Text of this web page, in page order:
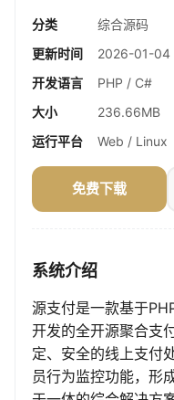
分类
综合源码
更新时间
2026-01-04
开发语言
PHP / C#
大小
236.66MB
运行平台
Web / Linux
免费下载
系统介绍
源支付是一款基于
开发的全开源聚合支
定、安全的线上支付
员行为监控功能，形